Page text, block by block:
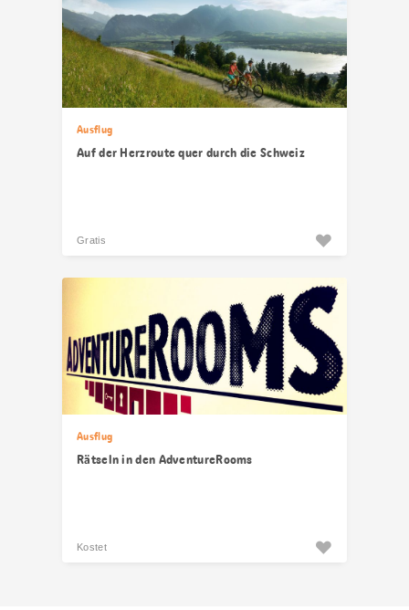
Ausflug
Auf der Herzroute quer durch die Schweiz
Gratis
Ausflug
Rätseln in den AdventureRooms
Kostet